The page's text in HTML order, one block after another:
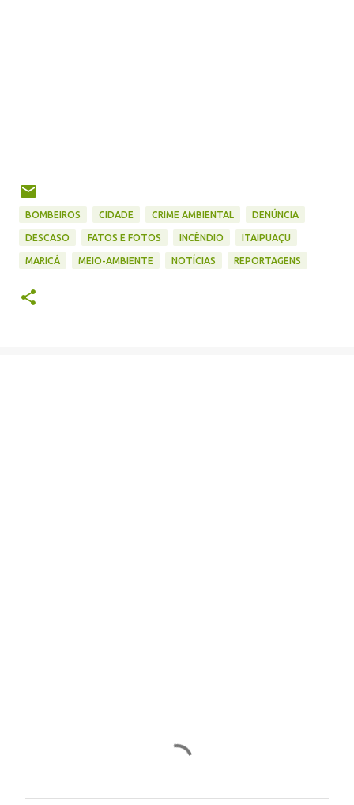
BOMBEIROS CIDADE CRIME AMBIENTAL DENÚNCIA
DESCASO FATOS E FOTOS INCÊNDIO ITAIPUAÇU
MARICÁ MEIO-AMBIENTE NOTÍCIAS REPORTAGENS